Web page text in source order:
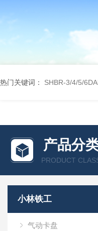
热门关键词： SHBR-3/4/5/
产品分
PRODUCT
小林铁工
气动卡盘